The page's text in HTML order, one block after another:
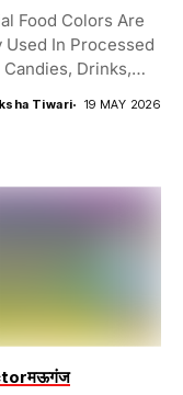
Food Colors Are
Used In Processed
Candies, Drinks,
Tiwari 19 MAY 2026
मऊगंज